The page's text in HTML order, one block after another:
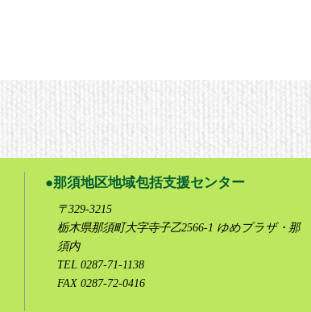
那須地区地域包括支援センター
〒329-3215
栃木県那須町大字寺子乙2566-1 ゆめプラザ・那
須内
TEL 0287-71-1138
FAX 0287-72-0416